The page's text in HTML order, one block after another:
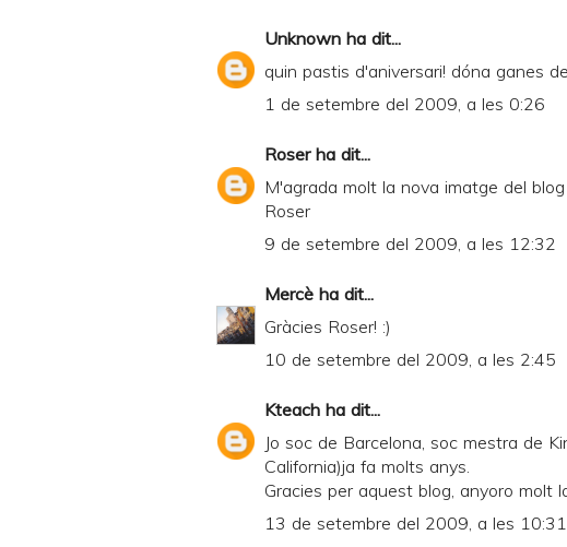
Unknown ha dit...
quin pastis d'aniversari! dóna ganes
1 de setembre del 2009, a les 0:26
Roserha dit...
M'agrada molt la nova imatge del blog
Roser
9 de setembre del 2009, a les 12:32
Mercè ha dit...
Gràcies Roser! :)
10 de setembre del 2009, a les 2:45
Kteach ha dit...
Jo soc de Barcelona, soc mestra de
California)ja fa molts anys.
Gracies per aquest blog, anyoro molt
13 de setembre del 2009, a les 10:31